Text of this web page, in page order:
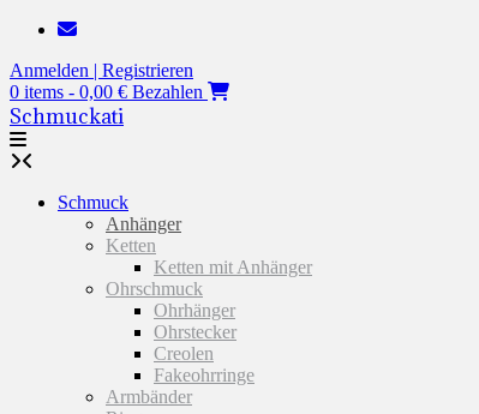
Zum
springen
Anmelden | Registrieren
0 items - 0,00 € Bezahlen
Schmuckati
Schmuck
Anhänger
Ketten
Ketten mit Anhänger
Ohrschmuck
Ohrhänger
Ohrstecker
Creolen
Fakeohrringe
Armbänder